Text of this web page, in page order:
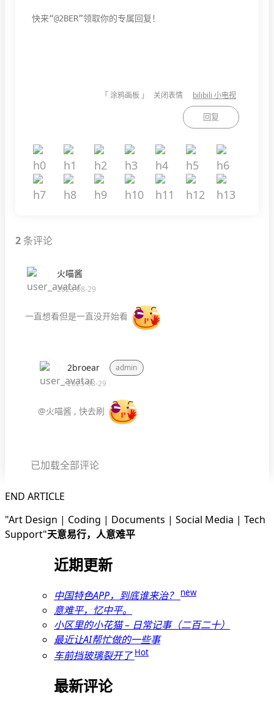
「 涂鸦画板 」 关闭表情 bilibili 小电视
回复
2条评论
火喵酱
2023-08-29
一直想看但是一直没开始看
2broear
admin
2023-08-29
@火喵酱 , 快去刷
已加载全部评论
END ARTICLE
Art Design | Coding | Documents | Social Media | Tech
Support 天意易行，人意难平
近期更新
中国特色APP，到底谁来治？ new
意难平，忆中平。
小区里的小花猫 – 日常记事（二百二十）
最近让AI帮忙做的一些事
车前挡玻璃裂开了 Hot
最新评论